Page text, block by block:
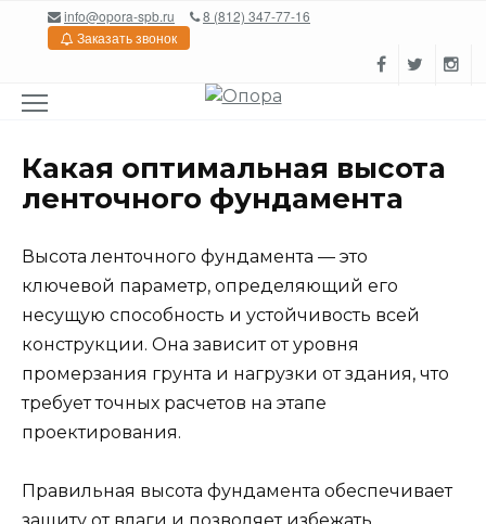
Перейтиinfo@opora-spb.ru
8 (812) 347-77-16
Заказать звонок
Какая оптимальная высота
ленточного фундамента
Высота ленточного фундамента — это
ключевой параметр, определяющий его
несущую способность и устойчивость всей
конструкции. Она зависит от уровня
промерзания грунта и нагрузки от здания, что
требует точных расчетов на этапе
проектирования.
Правильная высота фундамента обеспечивает